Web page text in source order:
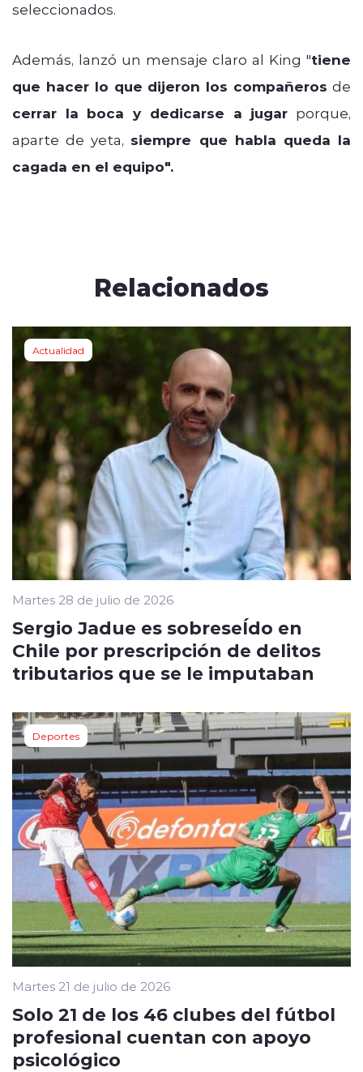
seleccionados.
Además, lanzó un mensaje claro al King "tiene
que hacer lo que dijeron los compañeros de
cerrar la boca y dedicarse a jugar porque,
aparte de yeta, siempre que habla queda la
cagada en el equipo".
Relacionados
Actualidad
Martes 28 de julio de 2026
Sergio Jadue es sobreseÍdo en
Chile por prescripción de delitos
tributarios que se le imputaban
Deportes
Martes 21 de julio de 2026
Solo 21 de los 46 clubes del fútbol
profesional cuentan con apoyo
psicológico